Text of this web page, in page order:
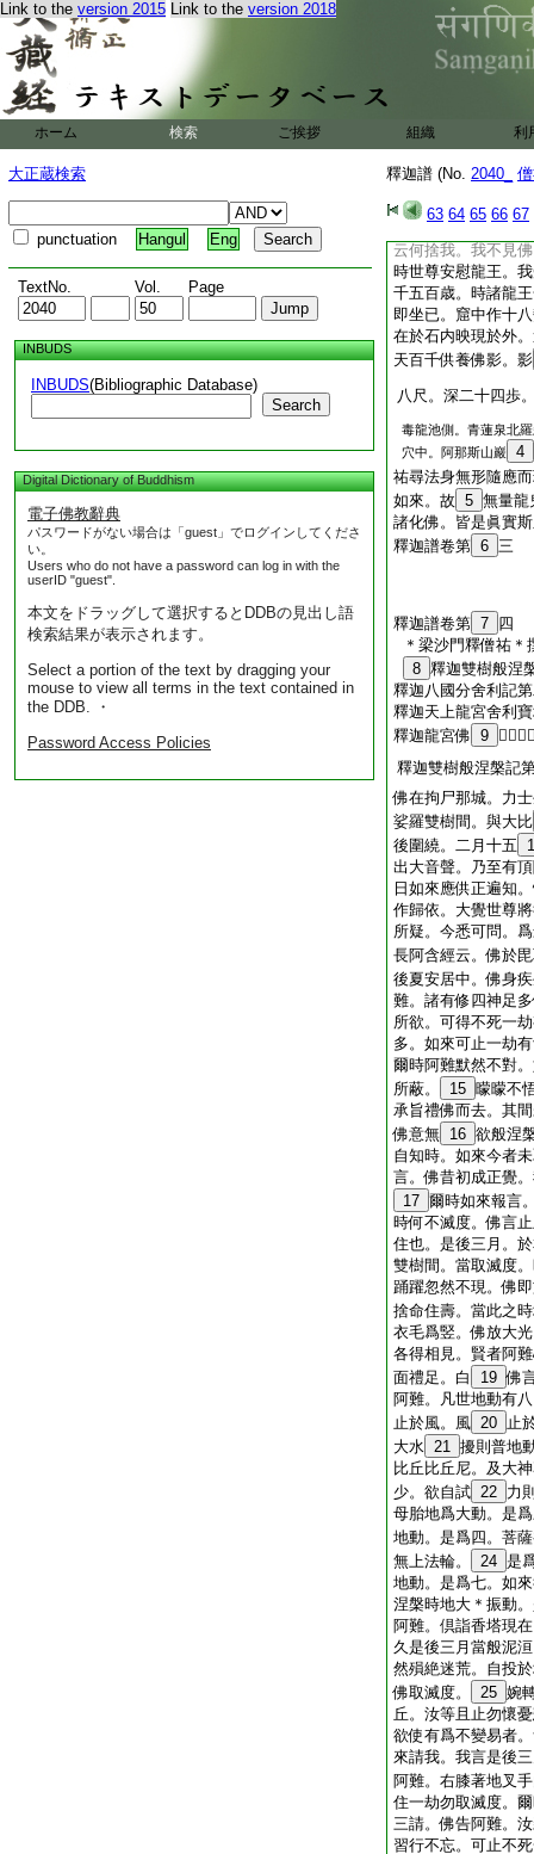
Link to the version 2015 Link to the version 2018
ホーム 検索 ご挨拶 組織 利
大正蔵検索
punctuation Hangul Eng
TextNo. Vol. Page
INBUDS
INBUDS(Bibliographic Database)
Search
Digital Dictionary of Buddhism
電子佛教辭典
パスワードがない場合は「guest」でログインしてくださ
い。
Users who do not have a password can log in with the
userID "guest".
本文をドラッグして選択するとDDBの見出し語
検索結果が表示されます。
Select a portion of the text by dragging your
mouse to view all terms in the text contained in
the DDB. ・
Password Access Policies
釋迦譜 (No. 2040_
63 64 65 66 67
以龍王。爲四大弟
時世尊。坐龍王窟
那乾訶城及以諸國
座滿中化佛。龍王
處處見佛。
信
解得無 29 生忍。
出與諸比丘。遍遊
云何捨我。我不見
時世尊安慰龍王。
千五百歳。時諸龍
即坐已。窟中作十
在於石内映現於外
天百千供養佛影。影
八尺。深二十四歩
毒龍池側。青蓮泉北
穴中。阿那斯山巖
4
祐尋法身無形隨應
如來。故 5 無量龍
諸化佛。皆是眞實
釋迦譜卷第 6 三
釋迦譜卷第 7 四
＊梁沙門釋僧祐＊
8 釋迦雙樹般涅
釋迦八國分舍利記
釋迦天上龍宮舍利
釋迦龍宮佛 9
𣯃塔記
釋迦雙樹般涅槃記
佛在拘尸那城。力
娑羅雙樹間。與大比
後圍繞。二月十五
出大音聲。乃至有
日如來應供正遍知
作歸依。大覺世尊
所疑。今悉可問。
長阿含經云。佛於
後夏安居中。佛身
難。諸有修四神足
所欲。可得不死一
多。如來可止一劫
爾時阿難默然不對
所蔽。
15 曚曚不
承旨禮佛而去。其
佛意無 16 欲般涅
自知時。如來今者
言。佛昔初成正覺
17 爾時如來報言
時何不滅度。佛言
住也。是後三月。
雙樹間。當取滅度
踊躍忽然不現。佛
捨命住壽。當此之
衣毛爲竪。佛放大
各得相見。賢者阿
面禮足。白
19 佛
阿難。凡世地動有
止於風。風 20 止
大水 21 擾則普地
比丘比丘尼。及大
少。欲自試 22 力
母胎地爲大動。是
地動。是爲四。菩
無上法輪。
24 是
地動。是爲七。如
涅槃時地大＊振動
阿難。倶詣香塔現
久是後三月當般泥
然殞絶迷荒。自投
佛取滅度。
25 婉
丘。汝等且止勿懷
欲使有爲不變易者
來請我。我言是後
阿難。右膝著地叉
住一劫勿取滅度。
三請。佛告阿難。
習行不忘。可止不